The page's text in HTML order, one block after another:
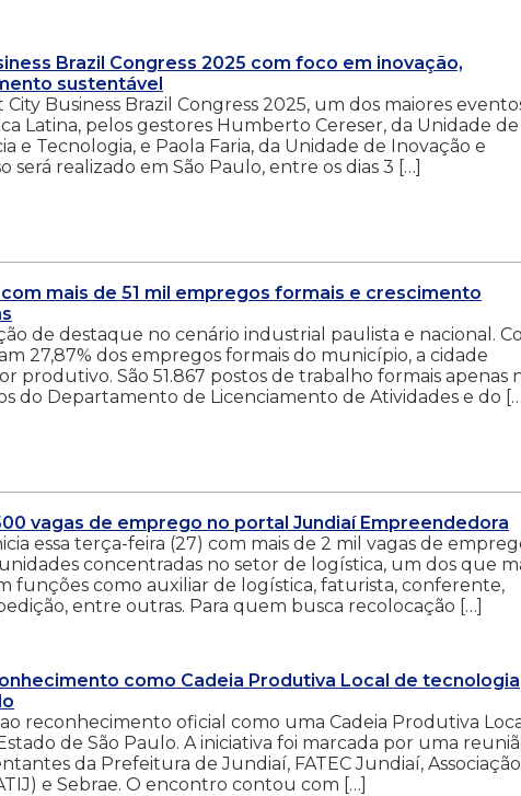
Brazil Congress 2025 com foco em inovação,
sustentável
Business Brazil Congress 2025, um dos maiores
Latina, pelos gestores Humberto Cereser, da Unidade de
e Tecnologia, e Paola Faria, da Unidade de Inovação e
será realizado em São Paulo, entre os dias 3 […]
mais de 51 mil empregos formais e crescimento
de destaque no cenário industrial paulista e nacional.
27,87% dos empregos formais do município, a cidade
produtivo. São 51.867 postos de trabalho formais apenas
do Departamento de Licenciamento de Atividades e do
vagas de emprego no portal Jundiaí Empreendedora
essa terça-feira (27) com mais de 2 mil vagas de
concentradas no setor de logística, um dos que
funções como auxiliar de logística, faturista, conferente,
entre outras. Para quem busca recolocação […]
como Cadeia Produtiva Local de tecnologia
reconhecimento oficial como uma Cadeia Produtiva
de São Paulo. A iniciativa foi marcada por uma
da Prefeitura de Jundiaí, FATEC Jundiaí,
e Sebrae. O encontro contou com […]